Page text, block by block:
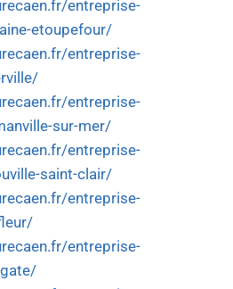
entreprise-
etoupefour/
entreprise-
entreprise-
sur-mer/
entreprise-
saint-clair/
entreprise-
entreprise-